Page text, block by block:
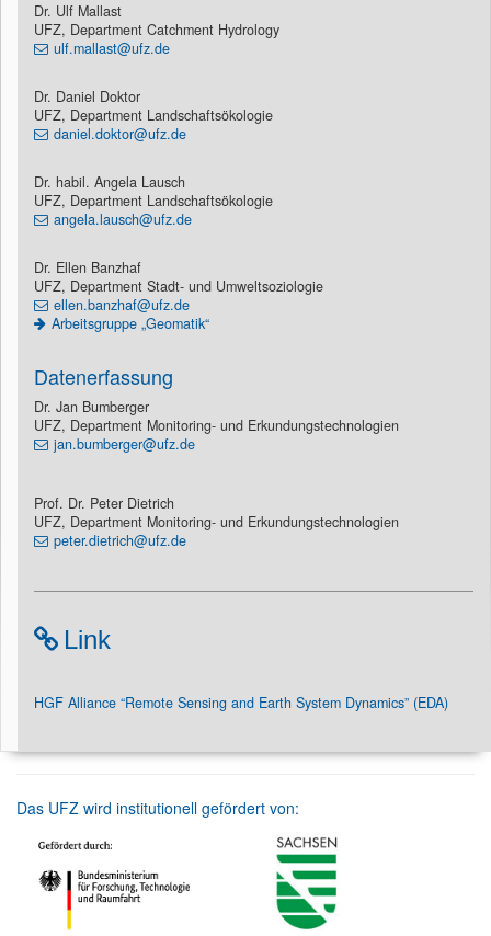
Dr. Ulf Mallast
UFZ, Department Catchment Hydrology
ulf.mallast@ufz.de
Dr. Daniel Doktor
UFZ, Department Landschaftsökologie
daniel.doktor@ufz.de
Dr. habil. Angela Lausch
UFZ, Department Landschaftsökologie
angela.lausch@ufz.de
Dr. Ellen Banzhaf
UFZ, Department Stadt- und Umweltsoziologie
ellen.banzhaf@ufz.de
Arbeitsgruppe „Geomatik“
Datenerfassung
Dr. Jan Bumberger
UFZ, Department Monitoring- und Erkundungstechnologien
jan.bumberger@ufz.de
Prof. Dr. Peter Dietrich
UFZ, Department Monitoring- und Erkundungstechnologien
peter.dietrich@ufz.de
Link
HGF Alliance “Remote Sensing and Earth System Dynamics” (EDA)
Das UFZ wird institutionell gefördert von: